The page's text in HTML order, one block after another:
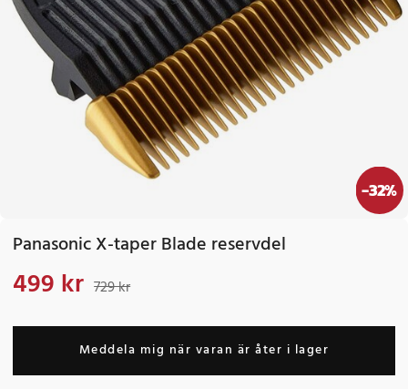
-32%
Panasonic X-taper Blade reservdel
Nuvarande pris
499 kr 729 kr
Meddela mig när varan är åter i lager